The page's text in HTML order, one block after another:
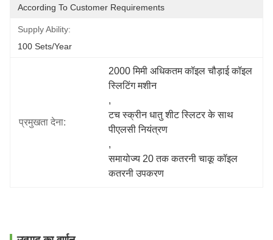
According To Customer Requirements
Supply Ability:
100 Sets/year
प्रमुखता देना:
2000 मिमी अधिकतम कॉइल चौड़ाई कॉइल
स्लिटिंग मशीन
,
टच स्क्रीन धातु शीट स्लिटर के साथ
पीएलसी नियंत्रण
,
समायोज्य 20 तक कतरनी चाकू कॉइल
कतरनी उपकरण